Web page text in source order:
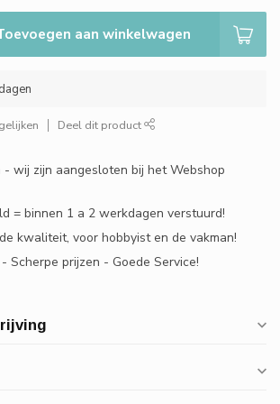
aan winkelwagen
Deel dit product
wij zijn aangesloten bij het Webshop
= binnen 1 a 2 werkdagen verstuurd!
kwaliteit, voor hobbyist en de vakman!
Scherpe prijzen - Goede Service!